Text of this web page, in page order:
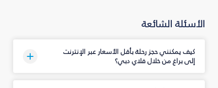
الأسئلة الشائعة
كيف يمكنني حجز رحلة بأقل الأسعار عبر الإنترنت
إلى براغ من خلال فلاي دبي؟